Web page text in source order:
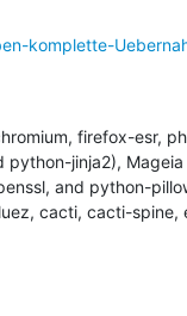
komplette-
firefox-esr,
jinja2),
and python-
cacti, cacti-